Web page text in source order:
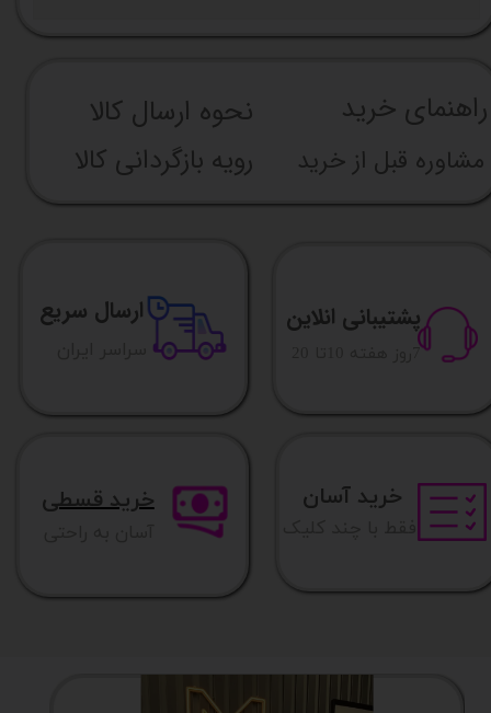
راهنما​​​​​​​​​​​​​​ی خرید نحوه ارسال کالا
مشاوره قبل از خرید رویه بازگردانی کالا
پشتیبانی انلاین
​7روز هفته 10تا 20
ارسال سریع
خرید آسان خرید قسطی